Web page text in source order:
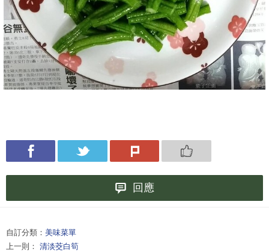
回應
自訂分類： 美味菜單
上一則： 清淡茭白筍